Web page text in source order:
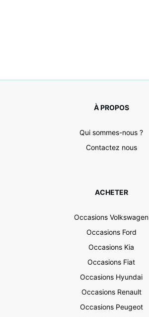
À PROPOS
Qui sommes-nous ?
Contactez nous
ACHETER
Occasions Volkswagen
Occasions Ford
Occasions Kia
Occasions Fiat
Occasions Hyundai
Occasions Renault
Occasions Peugeot